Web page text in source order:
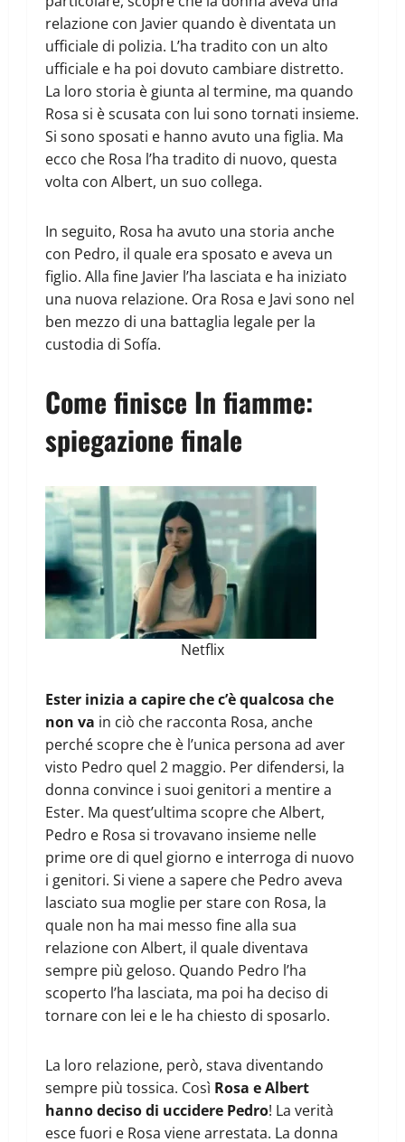
relazione con Javier quando è diventata un
ufficiale di polizia. L’ha tradito con un alto
ufficiale e ha poi dovuto cambiare distretto.
La loro storia è giunta al termine, ma quando
Rosa si è scusata con lui sono tornati insieme.
Si sono sposati e hanno avuto una figlia. Ma
ecco che Rosa l’ha tradito di nuovo, questa
volta con Albert, un suo collega.
In seguito, Rosa ha avuto una storia anche
con Pedro, il quale era sposato e aveva un
figlio. Alla fine Javier l’ha lasciata e ha iniziato
una nuova relazione. Ora Rosa e Javi sono nel
ben mezzo di una battaglia legale per la
custodia di Sofía.
Come finisce In fiamme:
spiegazione finale
Netflix
Ester inizia a capire che c’è qualcosa che
non va in ciò che racconta Rosa, anche
perché scopre che è l’unica persona ad aver
visto Pedro quel 2 maggio. Per difendersi, la
donna convince i suoi genitori a mentire a
Ester. Ma quest’ultima scopre che Albert,
Pedro e Rosa si trovavano insieme nelle
prime ore di quel giorno e interroga di nuovo
i genitori. Si viene a sapere che Pedro aveva
lasciato sua moglie per stare con Rosa, la
quale non ha mai messo fine alla sua
relazione con Albert, il quale diventava
sempre più geloso. Quando Pedro l’ha
scoperto l’ha lasciata, ma poi ha deciso di
tornare con lei e le ha chiesto di sposarlo.
La loro relazione, però, stava diventando
sempre più tossica. Così Rosa e Albert
hanno deciso di uccidere Pedro! La verità
esce fuori e Rosa viene arrestata. La donna